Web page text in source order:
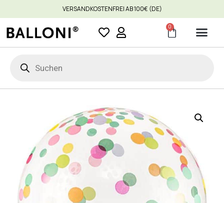
VERSANDKOSTENFREI AB 100€ (DE)
0